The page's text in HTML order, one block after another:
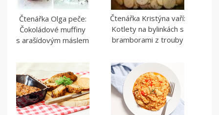
Čtenářka Olga peče:
Čokoládové muffiny
s arašídovým máslem
Čtenářka Kristýna vaří:
Kotlety na bylinkách s
bramborami z trouby